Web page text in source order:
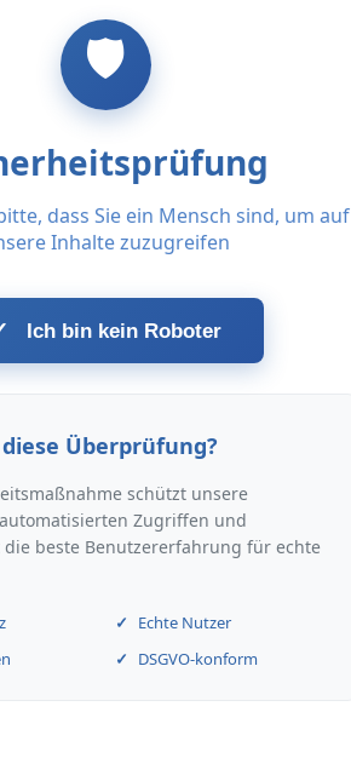
dass Sie ein Mensch sind, um auf
Inhalte zuzugreifen
Ich bin kein Roboter
Überprüfung?
schützt unsere
Zugriffen und
beste Benutzererfahrung für echte
Echte Nutzer
DSGVO-konform